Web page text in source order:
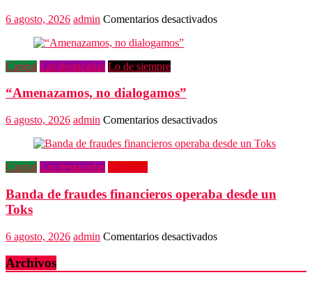
6 agosto, 2026 admin Comentarios desactivadosen
despojaría
Capital Las destacadas Lo de siempre
“Amenazamos, no dialogamos”
6 agosto, 2026 admin Comentarios desactivadosen
no
Capital Las destacadas Policiaca
Banda de fraudes financieros operaba desde un
Toks
6 agosto, 2026 admin Comentarios desactivadosen
fraudes
Archivos